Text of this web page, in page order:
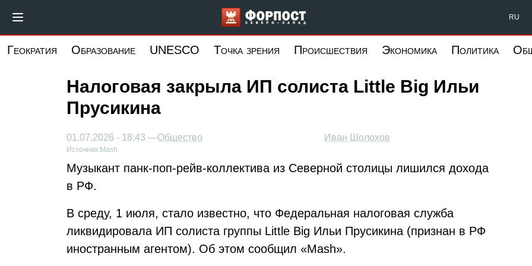
основному
Форпост Северо-Запад RU
Геократия Образование UNESCO Точка зрения Происшествия Экономика Политика
Налоговая закрыла ИП солиста Little Big Ильи
Прусикина
Иван Шолохов
01.07.2026 - 18:43 —Общество
Источник: Mash
Музыкант панк-поп-рейв-коллектива из Северной столицы лишился дохода
в РФ.
В среду, 1 июля, стало известно, что Федеральная налоговая служба
ликвидировала ИП солиста группы Little Big Ильи Прусикина (признан в РФ
иностранным агентом). Об этом сообщил «Mash».